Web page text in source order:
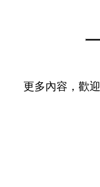
更多內容，歡迎